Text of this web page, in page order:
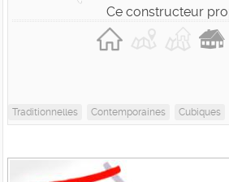
Ce constructeur
Traditionnelles Contemporaines Cubiques